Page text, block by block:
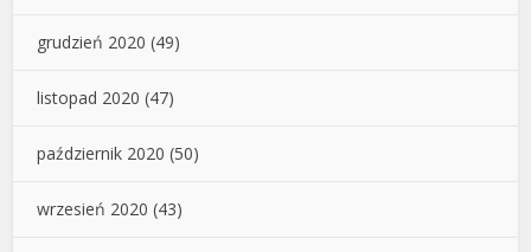
grudzień 2020 (49)
listopad 2020 (47)
październik 2020 (50)
wrzesień 2020 (43)